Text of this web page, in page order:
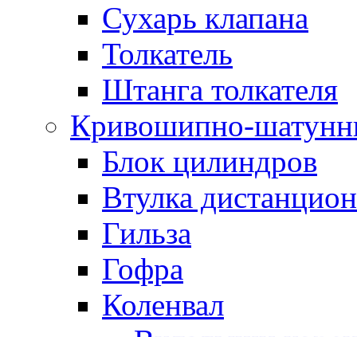
Сухарь клапана
Толкатель
Штанга толкателя
Кривошипно-
Блок цилиндров
Втулка
Гильза
Гофра
Коленвал